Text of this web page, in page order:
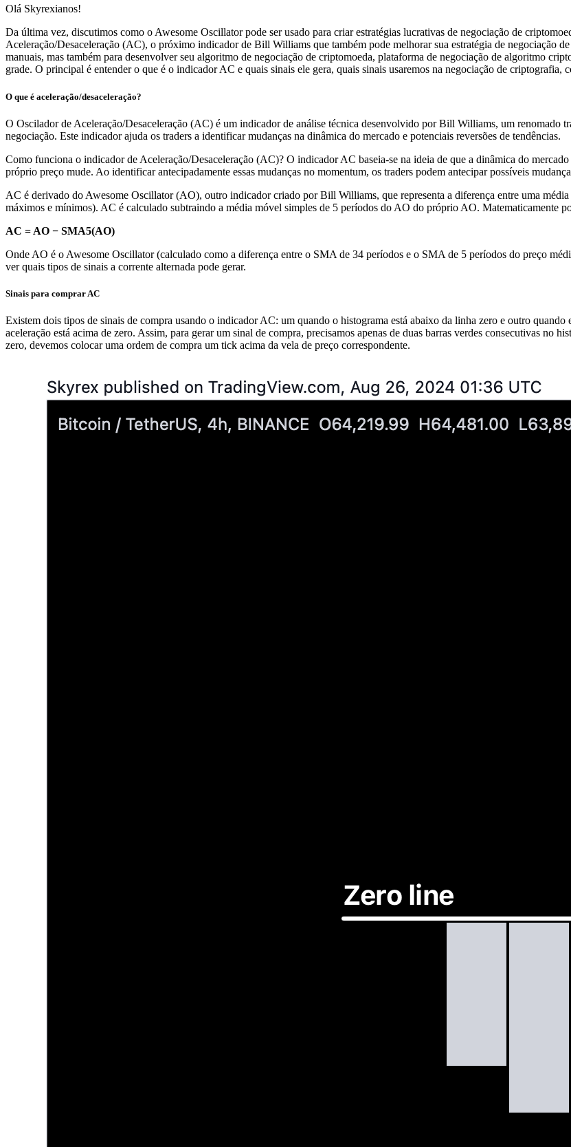
Olá Skyrexianos!
Da última vez, discutimos como o Awesome Oscillator pode ser usado para criar estratégias lucrativas de negociação de
Aceleração/Desaceleração (AC), o próximo indicador de Bill Williams que também pode melhorar sua estratégia de negociação
manuais, mas também para desenvolver seu algoritmo de negociação de criptomoeda, plataforma de negociação de algoritmo
grade. O principal é entender o que é o indicador AC e quais sinais ele gera, quais sinais usaremos na negociação de criptografia,
O que é aceleração/desaceleração?
O Oscilador de Aceleração/Desaceleração (AC) é um indicador de análise técnica desenvolvido por Bill Williams, um renomado
negociação. Este indicador ajuda os traders a identificar mudanças na dinâmica do mercado e potenciais reversões de tendências.
Como funciona o indicador de Aceleração/Desaceleração (AC)? O indicador AC baseia-se na ideia de que a dinâmica do
próprio preço mude. Ao identificar antecipadamente essas mudanças no momentum, os traders podem antecipar possíveis
AC é derivado do Awesome Oscillator (AO), outro indicador criado por Bill Williams, que representa a diferença entre uma
máximos e mínimos). AC é calculado subtraindo a média móvel simples de 5 períodos do AO do próprio AO. Matematicamente
AC = AO − SMA5(AO)
Onde AO é o Awesome Oscillator (calculado como a diferença entre o SMA de 34 períodos e o SMA de 5 períodos do preço
ver quais tipos de sinais a corrente alternada pode gerar.
Sinais para comprar AC
Existem dois tipos de sinais de compra usando o indicador AC: um quando o histograma está abaixo da linha zero e outro
aceleração está acima de zero. Assim, para gerar um sinal de compra, precisamos apenas de duas barras verdes consecutivas no
zero, devemos colocar uma ordem de compra um tick acima da vela de preço correspondente.